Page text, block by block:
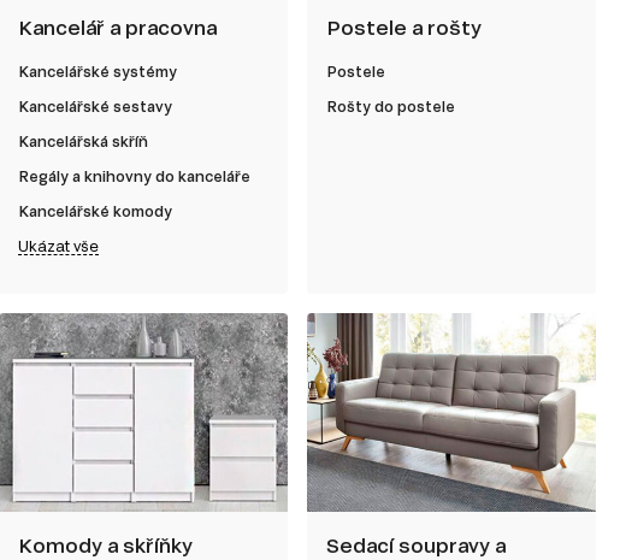
Kancelář a pracovna
Kancelářské systémy
Kancelářské sestavy
Kancelářská skříň
Regály a knihovny do kanceláře
Kancelářské komody
Ukázat vše
Postele a rošty
Postele
Rošty do postele
Komody a skříňky
Sedací soupravy a